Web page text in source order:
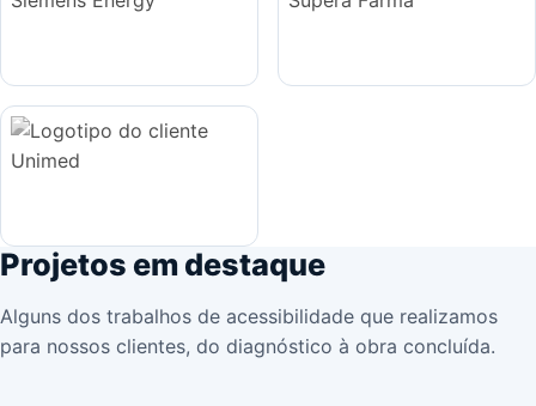
Projetos em destaque
Alguns dos trabalhos de acessibilidade que realizamos
para nossos clientes, do diagnóstico à obra concluída.